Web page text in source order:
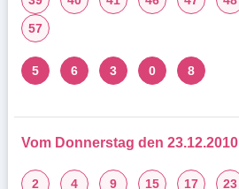
57
5 6 3 0 8
Vom Donnerstag den 23.12.2010
2 4 9 15 17 23